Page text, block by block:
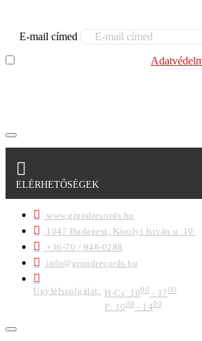
E-mail címed
ELÉRHETŐSÉGEK
www.grundrecords.hu
1047 Budapest, Károlyi István u. 10.
+36-70 / 948-0288
info@grundrecords.hu
Ügyfélszolgálat: H-Cs: 1000 - 1700
P: 1000- 1400